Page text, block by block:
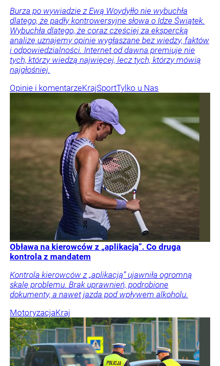
Burza po wywiadzie z Ewą Woydyłło nie wybuchła
dlatego, że padły kontrowersyjne słowa o Idze Świątek.
Wybuchła dlatego, że coraz częściej za ekspercką
analizę uznajemy opinie wygłaszane bez wiedzy, faktów
i odpowiedzialności. Internet od dawna premiuje nie
tych, którzy wiedzą najwięcej, lecz tych, którzy mówią
najgłośniej.
Opinie i komentarzeKrajSportTylko u Nas
Obława na kierowców z „aplikacją”. Co druga
kontrola z mandatem
Kontrola kierowców z „aplikacją” ujawniła ogromną
skalę problemu. Brak uprawnień, podrobione
dokumenty, a nawet jazda pod wpływem alkoholu.
MotoryzacjaKraj